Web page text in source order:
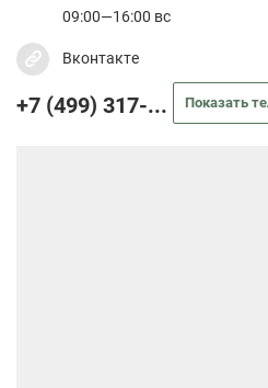
09:00—16:00 вс
Вконтакте
+7 (499) 317-... Показать